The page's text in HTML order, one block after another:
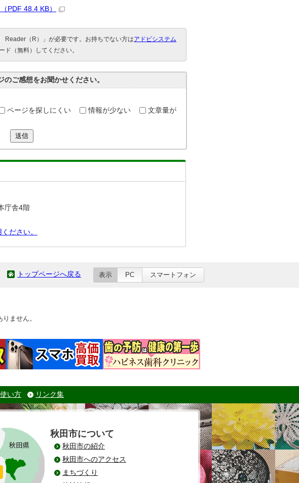
PDF 48.4 KB）
Reader（R）」が必要です。お持ちでない方はアドビシステム
ド（無料）してください。
ご感想をお聞かせください。
ページを探しにくい 情報が少ない
文章量が
送信
庁舎4階
ださい。
トップページへ戻る 表示 PC スマートフォン
ません。
い方 リンク集
秋田市について
秋田市の紹介
秋田市へのアクセス
まちづくり